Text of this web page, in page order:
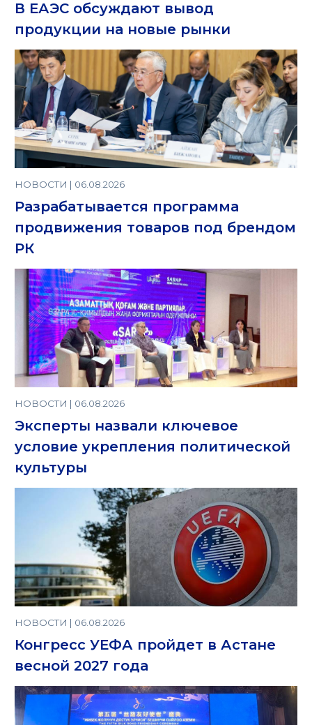
В ЕАЭС обсуждают вывод
продукции на новые рынки
НОВОСТИ | 06.08.2026
Разрабатывается программа
продвижения товаров под брендом
РК
НОВОСТИ | 06.08.2026
Эксперты назвали ключевое
условие укрепления политической
культуры
НОВОСТИ | 06.08.2026
Конгресс УЕФА пройдет в Астане
весной 2027 года